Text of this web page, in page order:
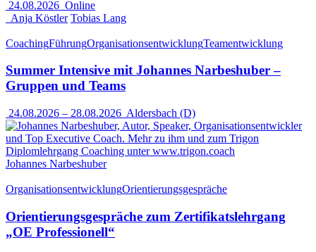
24.08.2026 Online
Anja Köstler Tobias Lang
CoachingFührungOrganisationsentwicklungTeamentwicklung
Summer Intensive mit Johannes Narbeshuber –
Gruppen und Teams
24.08.2026 – 28.08.2026 Aldersbach (D)
Johannes Narbeshuber
OrganisationsentwicklungOrientierungsgespräche
Orientierungsgespräche zum Zertifikatslehrgang
„OE Professionell“